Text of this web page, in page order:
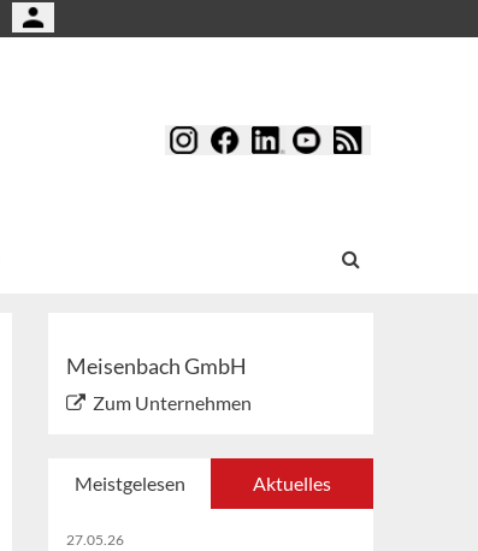
Meisenbach GmbH
Zum Unternehmen
Meistgelesen Aktuelles
27.05.26